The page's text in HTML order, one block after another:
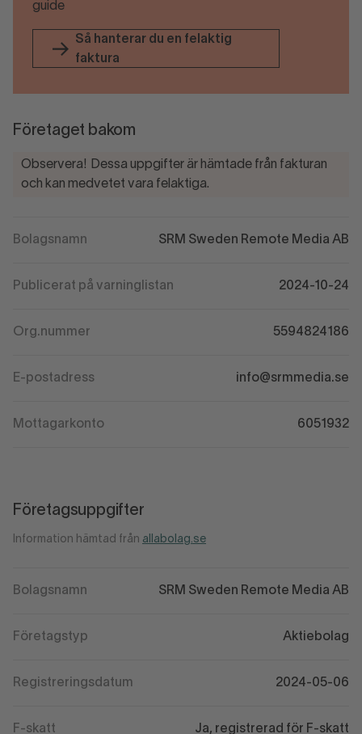
guide
Så hanterar du en felaktig
faktura
Företaget bakom
Observera! Dessa uppgifter är hämtade från fakturan
och kan medvetet vara felaktiga.
Bolagsnamn SRM Sweden Remote Media AB
Publicerat på varninglistan 2024-10-24
Org.nummer 5594824186
E-postadress info@srmmedia.se
Mottagarkonto 6051932
Företagsuppgifter
Information hämtad från allabolag.se
Bolagsnamn SRM Sweden Remote Media AB
Företagstyp Aktiebolag
Registreringsdatum 2024-05-06
F-skatt Ja, registrerad för F-skatt